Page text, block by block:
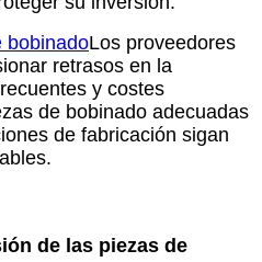
bobinadoLos proveedores
retrasos en la
y costes
de bobinado adecuadas
de fabricación sigan
de las piezas de